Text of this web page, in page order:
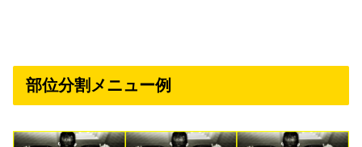
部位分割メニュー例